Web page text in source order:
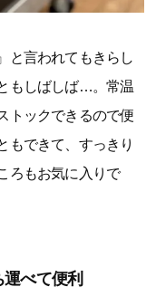
と言われてもきらし
もしばしば…。常温
トックできるので便
もできて、すっきり
ろもお気に入りで
べて便利